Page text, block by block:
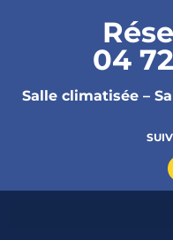
04
Salle climatisée –